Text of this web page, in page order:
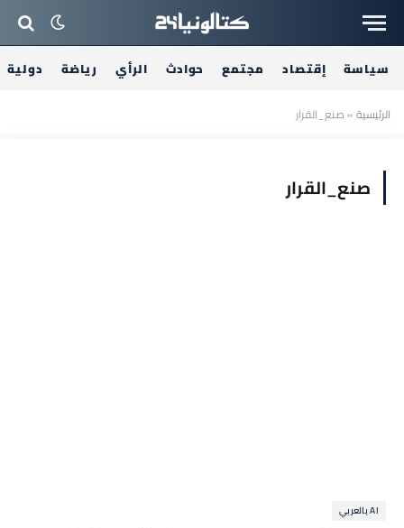
سياسة إقتصاد مجتمع حوادث الرأي رياضة دولية
الرئيسية»صنع_القرار
صنع_القرار
AI بالعربي